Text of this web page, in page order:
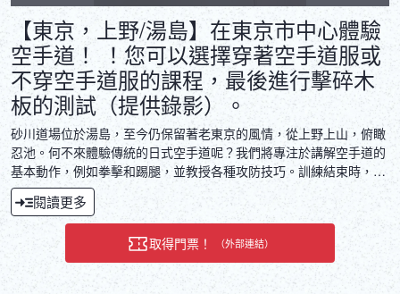
【東京，上野/湯島】在東京市中心體驗
空手道！ ！您可以選擇穿著空手道服或
不穿空手道服的課程，最後進行擊碎木
板的測試（提供錄影）。
砂川道場位於湯島，至今仍保留著老東京的風情，從上野上山，俯瞰
忍池。何不來體驗傳統的日式空手道呢？我們將專注於講解空手道的
基本動作，例如拳擊和踢腿，並教授各種攻防技巧。訓練結束時，您
將有機會挑戰「擊碎」一塊木板（可以取消）。教練是砂川久美子，
六段。她是世界最大的空手道組織——新極真會中少數的六段持有者
和女性分會會長之一。砂川大師曾獲得全日本空手道錦標賽冠軍，並
在世界盃上獲得亞軍，她將提供親切而全面的指導。我們極為重視安
全，因此歡迎女性和兒童參加。註：如果砂川大師時間安排不允許，
我們將安排其他教練（黑帶持有者）代課。
閱讀更多
取得門票！ （外部連結）